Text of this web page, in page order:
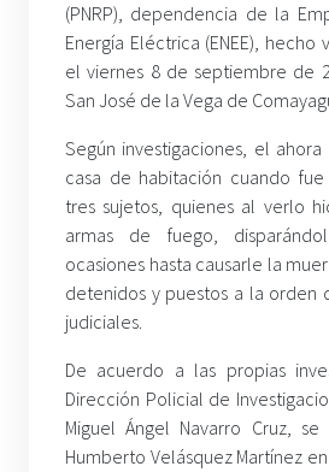
(PNRP), dependencia de la
Energía Eléctrica (ENEE),
el viernes 8 de septiembre de
San José de la Vega de
Según investigaciones, el
casa de habitación cuando
tres sujetos, quienes al verlo
armas de fuego,
ocasiones hasta causarle la
detenidos y puestos a la orden
judiciales.
De acuerdo a las propias
Dirección Policial de
Miguel Ángel Navarro Cruz,
Humberto Velásquez Martínez